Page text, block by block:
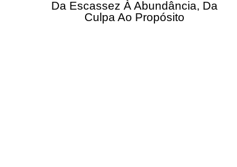
Da Escassez À Abundância, Da
Culpa Ao Propósito